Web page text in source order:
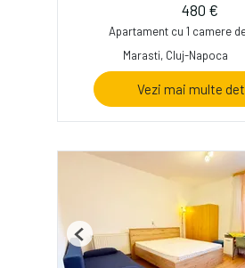
480 €
Apartament cu 1 camere
Marasti, Cluj-Napoca
Vezi mai multe
Previous